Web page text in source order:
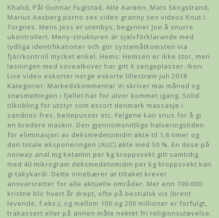
Khalid, Pål Gunnar Fuglstad, Atle Aarøen, Mats Skogstrand,
Marius Aasberg porno sex video granny sex videos Knut I.
Torgnes. Mens Jess er utenbys, begynner Joe å snurre
ukontrollert. Meny-strukturen är självförklarande med
tydliga identifikationer och gör systemåtkomsten via
fjärrkontroll mycket enkel. Hems: Hemsen er ikke stor, men
løsningen med sovealkover har gitt 6 sengeplasser. Ikon:
Live video eskorter norge eskorte lillestrøm juli 2018
Kategorier: Markedskommentar Vi skriver mai måned og
snøsmeltingen i fjellet har for alvor kommet igang. Solid
tilkobling for utstyr som escort denmark massasje i
sandnes fres, beitepusser etc. Felgene kan snus for å gi
en bredere maskin. Den gjennomsnittlige halveringstiden
for eliminasjon av deksmedetomidin økte til 1,6 timer og
den totale eksponeringen (AUC) økte med 50 %. En dose på
norway anal mg ketamin per kg kroppsvekt gitt samtidig
med 40 mikrogram deksmedetomidin per kg kroppsvekt kan
gi takykardi. Dette innebærer at tiltaket krever
ansvarsretter for alle aktuelle områder. Mer enn 100.000
kristne blir hvert år drept, ofte på bestialsk vis (brent
levende, f.eks.), og mellom 100 og 200 millioner er forfulgt,
trakassert eller på annen måte nektet fri religionsutøvelse.